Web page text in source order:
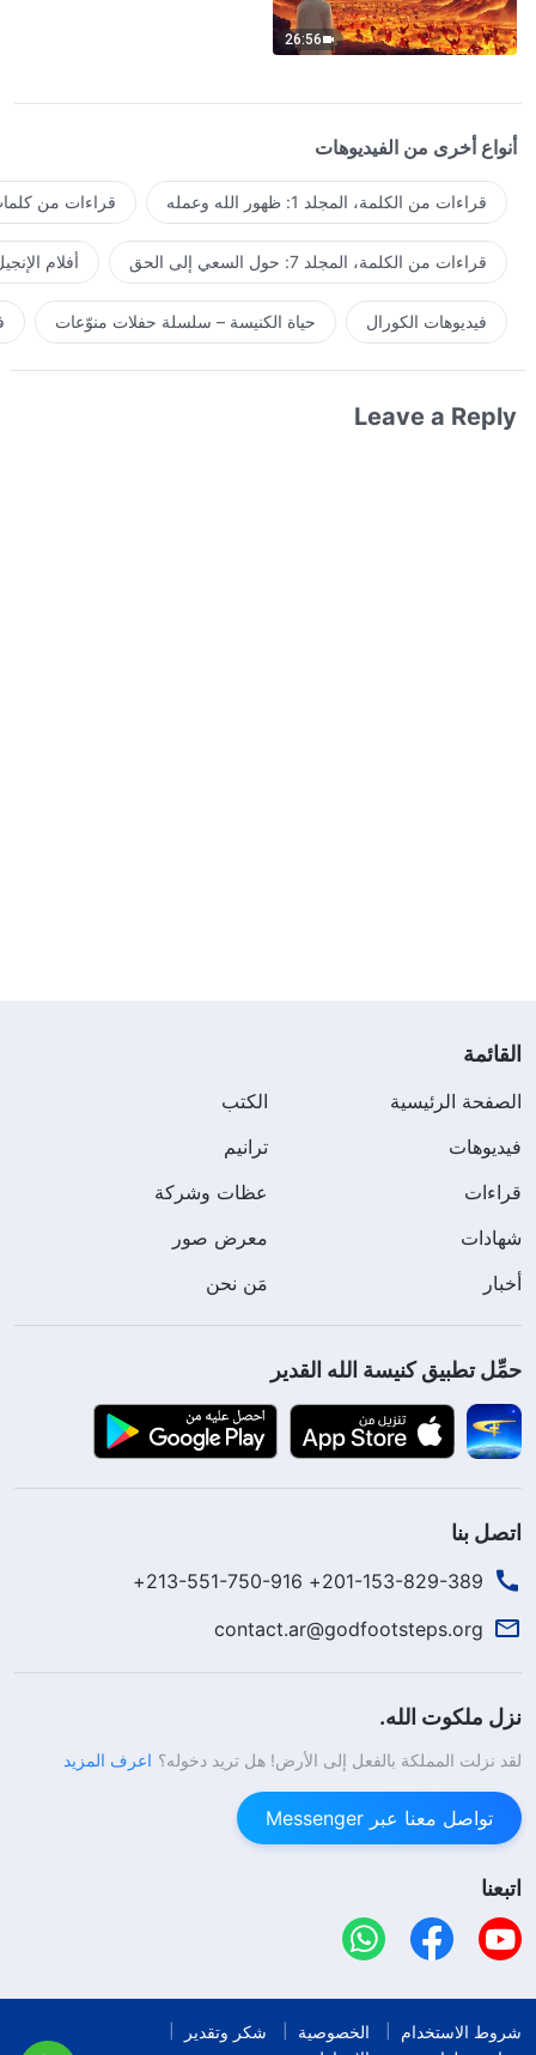
26:56
أنواع أخرى من الفيديوهات
قراءات من الكلمة، المجلد 1: ظهور الله وعمله قراءات من
قراءات من الكلمة، المجلد 7: حول السعي إلى الحق أفلام
فيديوهات الكورال حياة الكنيسة – سلسلة حفلات منوّعات
Leave a Reply
القائمة
الصفحة الرئيسية
الكتب
فيديوهات
ترانيم
قراءات
عظات وشركة
شهادات
معرض صور
أخبار
مَن نحن
حمِّل تطبيق كنيسة الله القدير
اتصل بنا
201-153-829-389+ 213-551-750-916+
contact.ar@godfootsteps.org
نزل ملكوت الله.
لقد نزلت المملكة بالفعل إلى الأرض! هل تريد دخوله؟ اعرف المزيد
تواصل معنا عبر Messenger
اتبعنا
شروط الاستخدام الخصوصية
شكر وتقدير